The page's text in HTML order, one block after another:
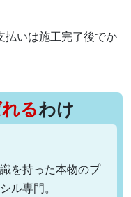
払いは施工完了後でか
るわけ
を持った本物のプ
ル専門。